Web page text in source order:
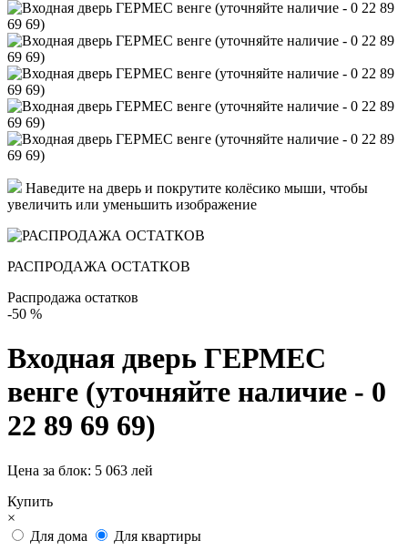
Наведите на дверь и покрутите колёсико мыши, чтобы
увеличить или уменьшить изображение
РАСПРОДАЖА ОСТАТКОВ
Распродажа остатков
-50 %
Входная дверь ГЕРМЕС
венге (уточняйте наличие - 0
22 89 69 69)
Цена за блок: 5 063 лей
Купить
×
Для дома
Для квартиры